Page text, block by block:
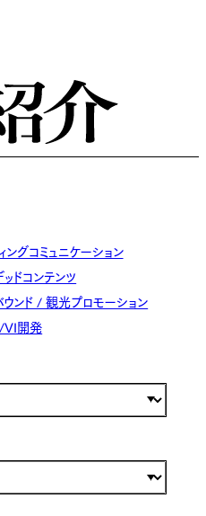
グコミュニケーション
ドコンテンツ
ウンド / 観光プロモーション
開発